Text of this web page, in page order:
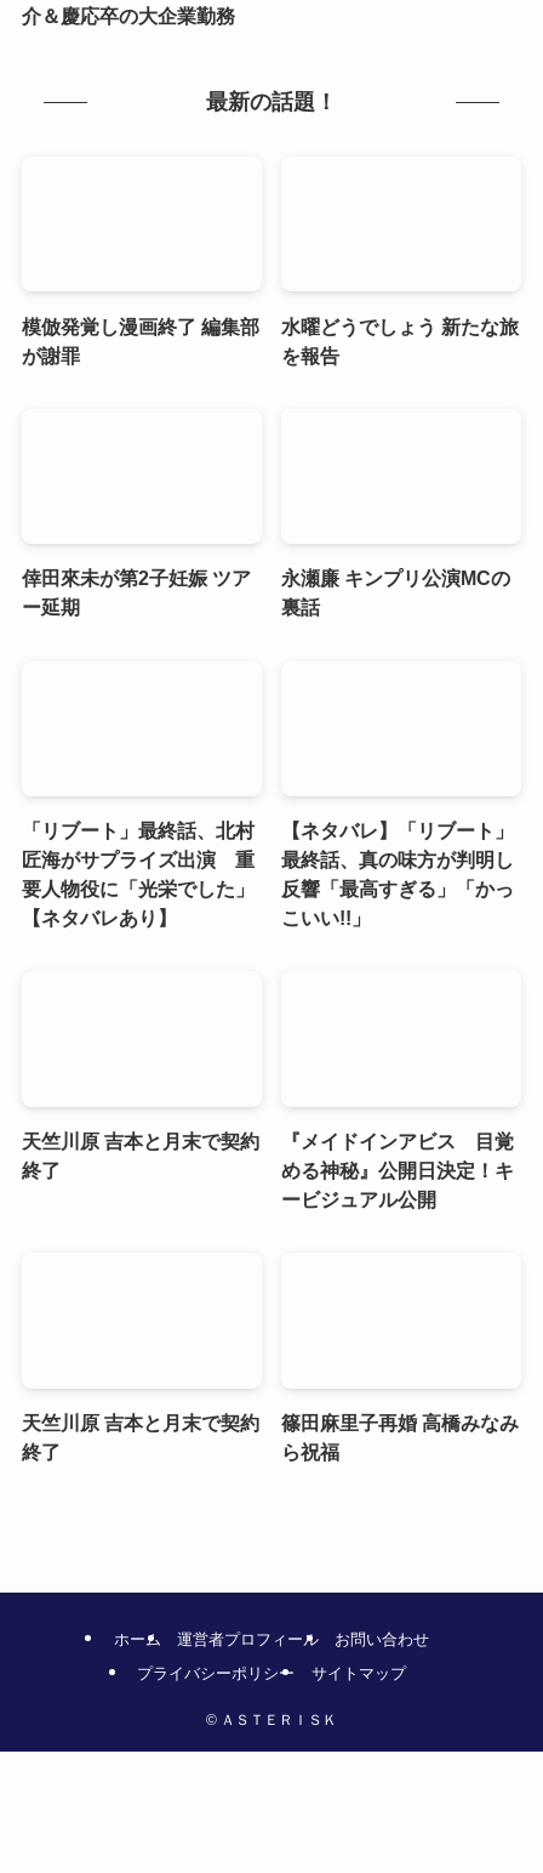
介＆慶応卒の大企業勤務
最新の話題！
模倣発覚し漫画終了 編集部
が謝罪
水曜どうでしょう 新たな旅
を報告
倖田來未が第2子妊娠 ツア
ー延期
永瀬廉 キンプリ公演MCの
裏話
「リブート」最終話、北村
匠海がサプライズ出演 重
要人物役に「光栄でした」
【ネタバレあり】
【ネタバレ】「リブート」
最終話、真の味方が判明し
反響「最高すぎる」「かっ
こいい!!」
天竺川原 吉本と月末で契約
終了
『メイドインアビス 目覚
める神秘』公開日決定！キ
ービジュアル公開
天竺川原 吉本と月末で契約
終了
篠田麻里子再婚 高橋みなみ
ら祝福
ホーム 運営者プロフィール
お問い合わせ
プライバシーポリシー
サイトマップ
© ＡＳＴＥＲＩＳＫ